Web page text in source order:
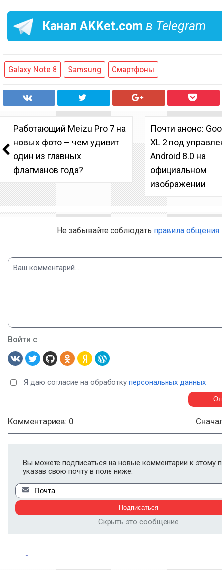
Канал AKKet.com в Telegram
Galaxy Note 8 Samsung Смартфоны
Работающий Meizu Pro 7 на
новых фото – чем удивит
один из главных
флагманов года?
Почти анонс:
XL 2 под
Android 8.0 на
официальном
изображении
Не забывайте соблюдать правила общения.
Войти с
Я даю согласие на обработку персональных данных
Комментариев: 0
Вы можете подписаться на новые комментарии к этому
указав свою почту в поле ниже:
Скрыть это сообщение